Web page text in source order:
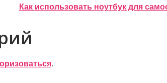
Как использовать ноутбук для
.